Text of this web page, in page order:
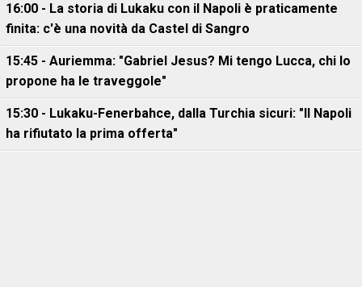
16:00 - La storia di Lukaku con il Napoli è praticamente
finita: c'è una novità da Castel di Sangro
15:45 - Auriemma: "Gabriel Jesus? Mi tengo Lucca, chi lo
propone ha le traveggole"
15:30 - Lukaku-Fenerbahce, dalla Turchia sicuri: "Il Napoli
ha rifiutato la prima offerta"